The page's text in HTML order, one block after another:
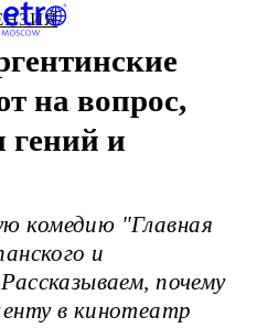
на вопрос,
гений и
комедию "Главная
и
почему
в кинотеатр